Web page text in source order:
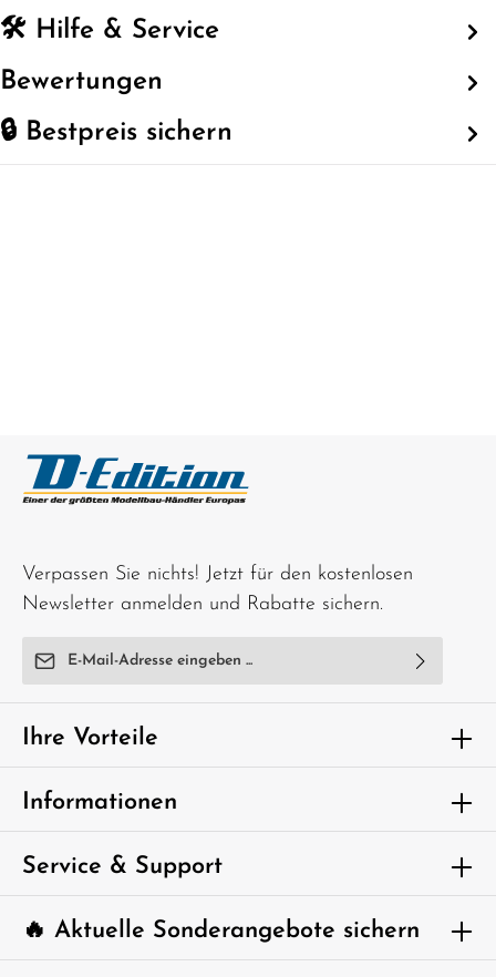
🛠️ Hilfe & Service
Bewertungen
🔒 Bestpreis sichern
Verpassen Sie nichts! Jetzt für den kostenlosen
Newsletter anmelden und Rabatte sichern.
E-Mail-Adresse*
Ich habe dieDatenschutzbestimmungenzur Kenntnis
genommen und die
einverstanden.
Um weiterzugehen, geben Sie die oben
abgebildeten Zeichen ein*
🔥 Aktuelle Sonderangebote sichern
Ihre Vorteile
Informationen
Service & Support